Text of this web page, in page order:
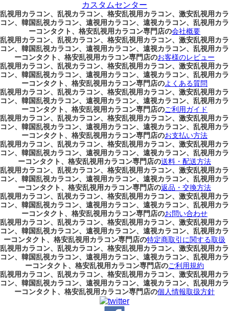
カスタムセンター
乱視用カラコン、乱視カラコン、格安乱視用カラコン、激安乱視用カラ
コン、韓国乱視カラコン、遠視用カラコン、遠視カラコン、乱視用カラ
ーコンタクト、格安乱視用カラコン専門店の会社概要
乱視用カラコン、乱視カラコン、格安乱視用カラコン、激安乱視用カラ
コン、韓国乱視カラコン、遠視用カラコン、遠視カラコン、乱視用カラ
ーコンタクト、格安乱視用カラコン専門店のお客様のレビュー
乱視用カラコン、乱視カラコン、格安乱視用カラコン、激安乱視用カラ
コン、韓国乱視カラコン、遠視用カラコン、遠視カラコン、乱視用カラ
ーコンタクト、格安乱視用カラコン専門店のよくある質問
乱視用カラコン、乱視カラコン、格安乱視用カラコン、激安乱視用カラ
コン、韓国乱視カラコン、遠視用カラコン、遠視カラコン、乱視用カラ
ーコンタクト、格安乱視用カラコン専門店のご利用ガイド
乱視用カラコン、乱視カラコン、格安乱視用カラコン、激安乱視用カラ
コン、韓国乱視カラコン、遠視用カラコン、遠視カラコン、乱視用カラ
ーコンタクト、格安乱視用カラコン専門店のお支払い方法
乱視用カラコン、乱視カラコン、格安乱視用カラコン、激安乱視用カラ
コン、韓国乱視カラコン、遠視用カラコン、遠視カラコン、乱視用カラ
ーコンタクト、格安乱視用カラコン専門店の送料・配送方法
乱視用カラコン、乱視カラコン、格安乱視用カラコン、激安乱視用カラ
コン、韓国乱視カラコン、遠視用カラコン、遠視カラコン、乱視用カラ
ーコンタクト、格安乱視用カラコン専門店の返品・交換方法
乱視用カラコン、乱視カラコン、格安乱視用カラコン、激安乱視用カラ
コン、韓国乱視カラコン、遠視用カラコン、遠視カラコン、乱視用カラ
ーコンタクト、格安乱視用カラコン専門店のお問い合わせ
乱視用カラコン、乱視カラコン、格安乱視用カラコン、激安乱視用カラ
コン、韓国乱視カラコン、遠視用カラコン、遠視カラコン、乱視用カラ
ーコンタクト、格安乱視用カラコン専門店の特定商取引に関する取扱
乱視用カラコン、乱視カラコン、格安乱視用カラコン、激安乱視用カラ
コン、韓国乱視カラコン、遠視用カラコン、遠視カラコン、乱視用カラ
ーコンタクト、格安乱視用カラコン専門店のご利用規約
乱視用カラコン、乱視カラコン、格安乱視用カラコン、激安乱視用カラ
コン、韓国乱視カラコン、遠視用カラコン、遠視カラコン、乱視用カラ
ーコンタクト、格安乱視用カラコン専門店の個人情報取扱方針